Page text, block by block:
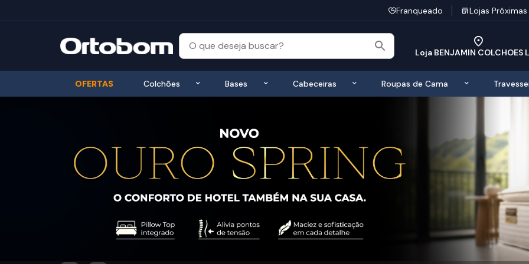
Franqueado Lojas Próximas
Loja BENJAMIN COLCHOES
OFERTAS Colchões Exibir submenu de Colchões
Bases Exibir submenu de Bases
Cabeceiras Exibir submenu de Cabeceiras
Roupas de Cama Exibir